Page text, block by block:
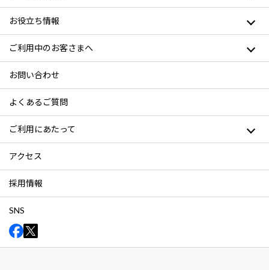
お役立ち情報
ご利用中のお客さまへ
お問い合わせ
よくあるご質問
ご利用にあたって
アクセス
採用情報
SNS